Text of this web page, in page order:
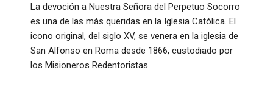
La devoción a Nuestra Señora del Perpetuo Socorro
es una de las más queridas en la Iglesia Católica. El
icono original, del siglo XV, se venera en la iglesia de
San Alfonso en Roma desde 1866, custodiado por
los Misioneros Redentoristas.